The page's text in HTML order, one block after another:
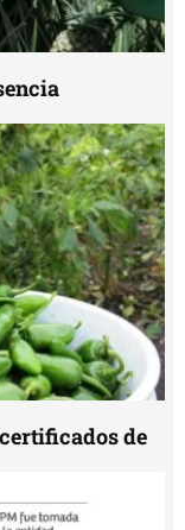
de